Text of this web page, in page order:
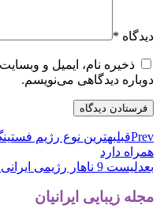
دیدگاه *
ذخیره نام، ایمیل و
دوباره دیدگاهی می‌نویسم.
Prevقبلبهترین نوع رژیم
همراه دارد
بعدلیست 9 ناهار رژیمی ایرانی خوشمزه و کم کالری
مجله زیبایی ایرانیان